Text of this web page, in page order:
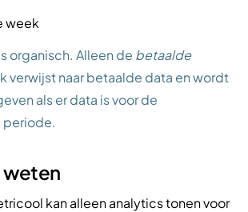
week
organisch. Alleen de betaalde
verwijst naar betaalde data en wordt
als er data is voor de
weten
kan alleen analytics tonen voor